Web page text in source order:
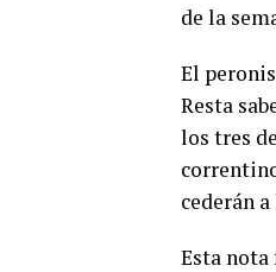
de la
El
Resta
los tres
cederán
Esta